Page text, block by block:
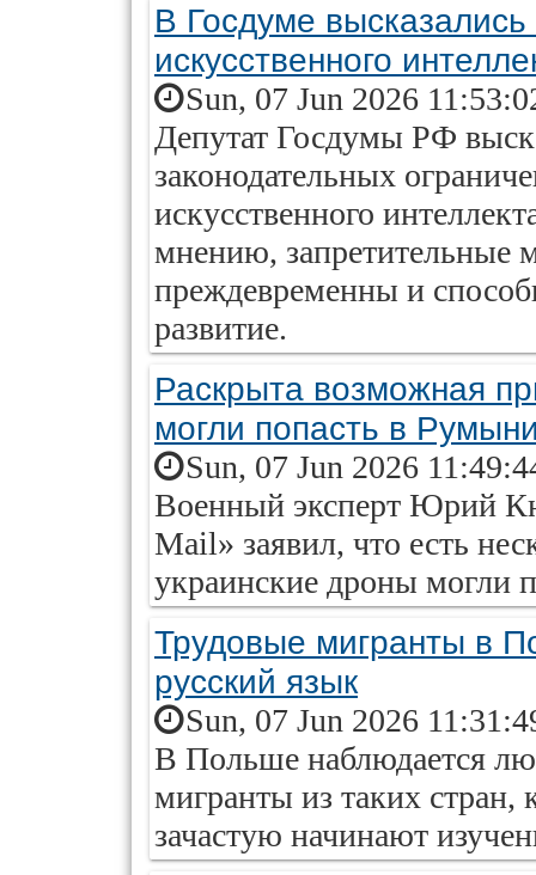
В Госдуме
искусственного
Sun, 07 Jun 2026
Депутат Госдумы РФ
законодательных
искусственного
мнению, запретительные
преждевременны и
развитие.
Раскрыта возможная
могли попасть в
Sun, 07 Jun 2026
Военный эксперт Юрий
Mail» заявил, что есть
украинские дроны могли
Трудовые мигранты в
русский язык
Sun, 07 Jun 2026
В Польше наблюдается
мигранты из таких
зачастую начинают